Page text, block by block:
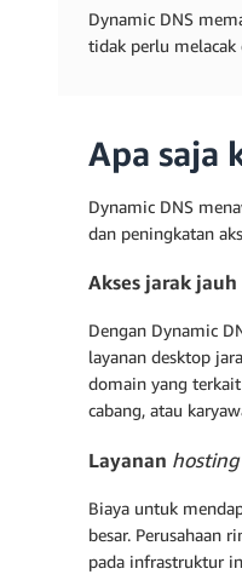
Dynamic DNS
tidak perlu melacak
Apa saja
Dynamic DNS
dan peningkatan
Akses jarak jauh
Dengan Dynamic
layanan desktop
domain yang
cabang, atau
Layanan hosting
Biaya untuk
besar. Perusahaan
pada infrastruktur